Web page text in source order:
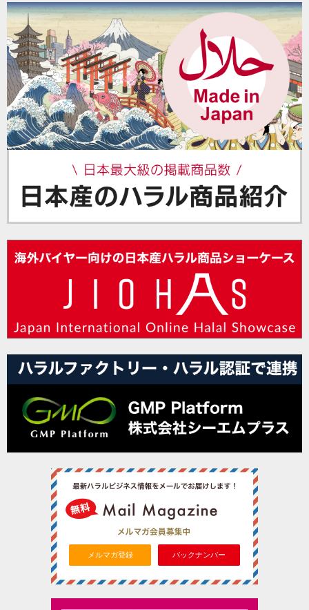
メルマガ登録 バックナンバー